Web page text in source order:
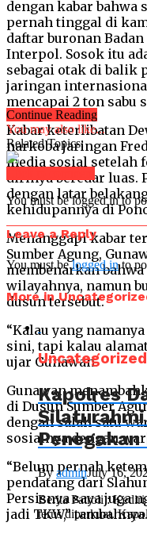
dengan kabar bahwa
pernah tinggal di
daftar buronan
Interpol. Sosok itu
sebagai otak di balik
jaringan
mencapai 2 ton sabu
Kabar keterlibatan
narkoba jaringan
media sosial setelah
dirinya beredar luas.
dengan latar
kehidupannya di
Menanggapi kabar
Sumber Agung,
membenarkan
wilayahnya, namun
dusun tersebut.
“Kalau yang
sini, tapi kalau
ujar Gunawan.
Gunawan
di Dusun Sumber
dengan salah satu
sosialnya dengan
“Belum pernah
pendatang dari
Persisnya saya juga
jadi TKW,” tambahnya.
Continue Reading
You may also like...
Related Topics:
You must be logged in to
Leave a Reply
You must belogged into
More in
Uncategorized
Kapolres
Penegakan
ByadminJuly 16,
Berita Patroli : Kediri
terus diperkuat.